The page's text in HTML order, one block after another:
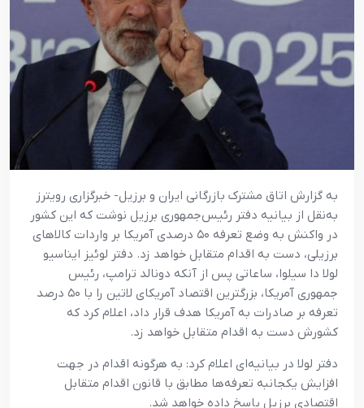
به گزارش اتاق مشترک بازرگانی ایران و برزیل- خبرگزاری رویترز
به‌نقل از بیانیه دفتر رئیس‌جمهوری برزیل نوشت که این کشور
در واکنش به وضع تعرفه ۵۰ درصدی آمریکا بر واردات کالاهای
برزیلی، دست به اقدام متقابل خواهد زد. دفتر لوئیز ایناسیو
لولا دا سیلوا، ساعاتی پس از آنکه دونالد ترامپ، رئیس
جمهوری آمریکا، بزرگترین اقتصاد آمریکای لاتین را با ۵۰ درصد
تعرفه بر صادرات به آمریکا هدف قرار داد، اعلام کرد که
کشورش دست به اقدام متقابل خواهد زد.
دفتر لولا در بیانیه‌ای اعلام کرد: به هرگونه اقدام در جهت
افزایش یکجانبه تعرفه‌ها مطابق با قانون اقدام متقابل
اقتصادی برزیل پاسخ داده خواهد شد.